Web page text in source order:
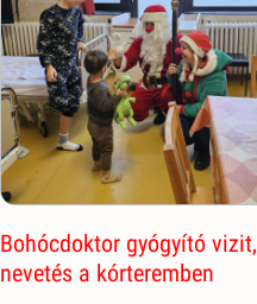
Bohócdoktor gyógyító vizit,
nevetés a kórteremben